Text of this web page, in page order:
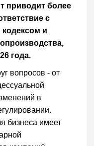
приводит более
с
и
года.
вопросов - от
в
бизнеса имеет